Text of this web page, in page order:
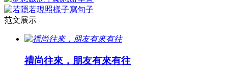
范文展示
禮尚往來，朋友有來有往